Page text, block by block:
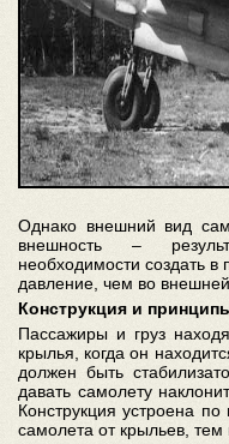
Однако внешний вид
внешность –
необходимости создать
давление, чем во
Конструкция и
Пассажиры и груз
крылья, когда он
должен быть
давать самолету
Конструкция устроена
самолета от крыльев,